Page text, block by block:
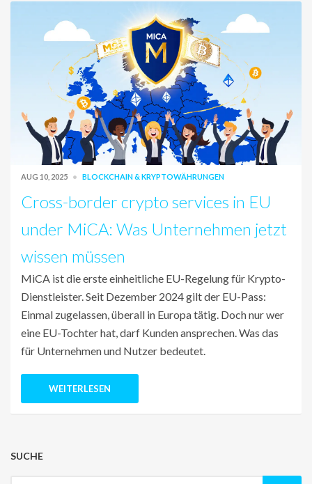
AUG 10, 2025 BLOCKCHAIN & KRYPTOWÄHRUNGEN
Cross-border crypto services in EU
under MiCA: Was Unternehmen jetzt
wissen müssen
MiCA ist die erste einheitliche EU-Regelung für Krypto-
Dienstleister. Seit Dezember 2024 gilt der EU-Pass:
Einmal zugelassen, überall in Europa tätig. Doch nur wer
eine EU-Tochter hat, darf Kunden ansprechen. Was das
für Unternehmen und Nutzer bedeutet.
WEITERLESEN
SUCHE